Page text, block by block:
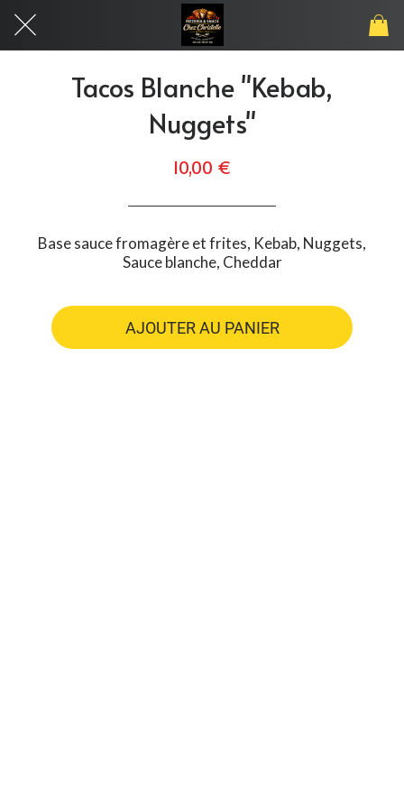
Tacos Blanche "Kebab,
Nuggets"
10,00 €
Base sauce fromagère et frites, Kebab, Nuggets,
Sauce blanche, Cheddar
AJOUTER AU PANIER